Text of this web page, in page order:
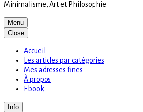
Minimalisme, Art et Philosophie
Menu
Close
Accueil
Les articles par catégories
Mes adresses fines
À propos
Ebook
Info